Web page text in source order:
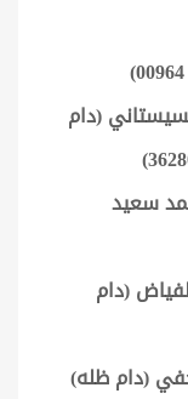
(دام
سعيد
(دام
(دام ظله)